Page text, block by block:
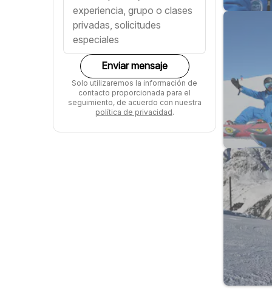
Enviar mensaje
Solo utilizaremos la información de
contacto proporcionada para el
seguimiento, de acuerdo con nuestra
política de privacidad.